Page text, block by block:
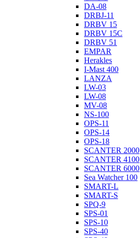
DA-08
DRBJ-11
DRBV 15
DRBV 15C
DRBV 51
EMPAR
Herakles
I-Mast 400
LANZA
LW-03
LW-08
MV-08
NS-100
OPS-11
OPS-14
OPS-18
SCANTER 2000
SCANTER 4100
SCANTER 6000
Sea Watcher 100
SMART-L
SMART-S
SPQ-9
SPS-01
SPS-10
SPS-40